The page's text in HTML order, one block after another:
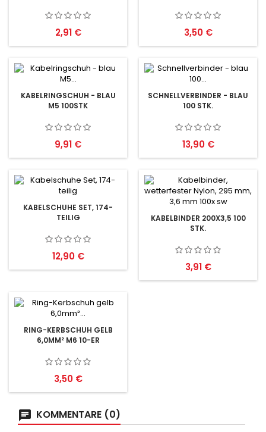
Preis
2,91 € Preis
3,50 €
KABELRINGSCHUH - BLAU
M5 100STK
Preis
9,91 €
SCHNELLVERBINDER - BLAU
100 STK.
Preis
13,90 €
KABELSCHUHE SET, 174-
TEILIG
Preis
12,90 €
KABELBINDER 200X3,5 100
STK.
Preis
3,91 €
RING-KERBSCHUH GELB
6,0MM² M6 10-ER
Preis
3,50 €
KOMMENTARE (0)